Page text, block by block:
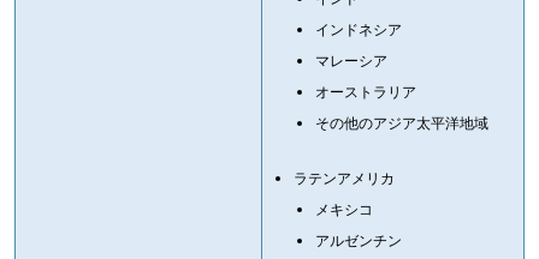
インドネシア
マレーシア
オーストラリア
その他のアジア太平洋地域
ラテンアメリカ
メキシコ
アルゼンチン